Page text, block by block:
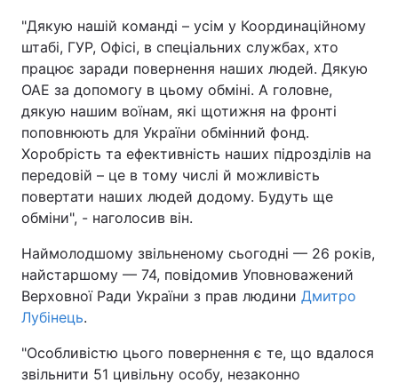
Відео з Youtube Статті
Інтерв'ю Думки
Архів Вакансії
Контакти
Послуги
Тема оформлення
"Дякую нашій команді – усім у Координаційному
штабі, ГУР, Офісі, в спеціальних службах, хто
працює заради повернення наших людей. Дякую
ОАЕ за допомогу в цьому обміні. А головне,
дякую нашим воїнам, які щотижня на фронті
поповнюють для України обмінний фонд.
Хоробрість та ефективність наших підрозділів на
передовій – це в тому числі й можливість
повертати наших людей додому. Будуть ще
обміни", - наголосив він.
Наймолодшому звільненому сьогодні — 26 років,
найстаршому — 74, повідомив Уповноважений
Верховної Ради України з прав людини Дмитро
Лубінець.
"Особливістю цього повернення є те, що вдалося
звільнити 51 цивільну особу, незаконно